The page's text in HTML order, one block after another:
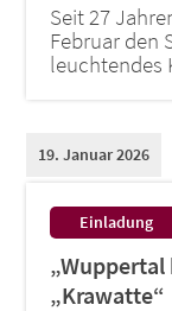
Seit 27
Februar den
leuchtendes
Einladung:
„Krawatte“
19. Januar 2026